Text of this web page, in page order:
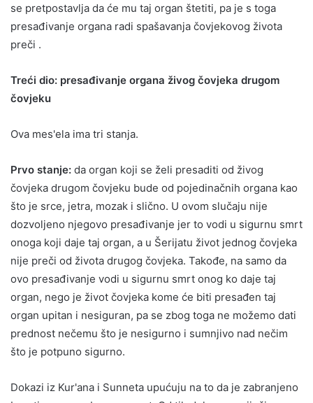
se pretpostavlja da će mu taj organ štetiti, pa je s toga
presađivanje organa radi spašavanja čovjekovog života
preči .
Treći dio: presađivanje organa živog čovjeka drugom
čovjeku
Ova mes'ela ima tri stanja.
Prvo stanje: da organ koji se želi presaditi od živog
čovjeka drugom čovjeku bude od pojedinačnih organa kao
što je srce, jetra, mozak i slično. U ovom slučaju nije
dozvoljeno njegovo presađivanje jer to vodi u sigurnu smrt
onoga koji daje taj organ, a u Šerijatu život jednog čovjeka
nije preči od života drugog čovjeka. Takođe, na samo da
ovo presađivanje vodi u sigurnu smrt onog ko daje taj
organ, nego je život čovjeka kome će biti presađen taj
organ upitan i nesiguran, pa se zbog toga ne možemo dati
prednost nečemu što je nesigurno i sumnjivo nad nečim
što je potpuno sigurno.
Dokazi iz Kur'ana i Sunneta upućuju na to da je zabranjeno